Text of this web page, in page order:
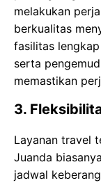
melakukan
berkualitas
fasilitas
serta
memastikan
3.
Layanan travel
Juanda
jadwal